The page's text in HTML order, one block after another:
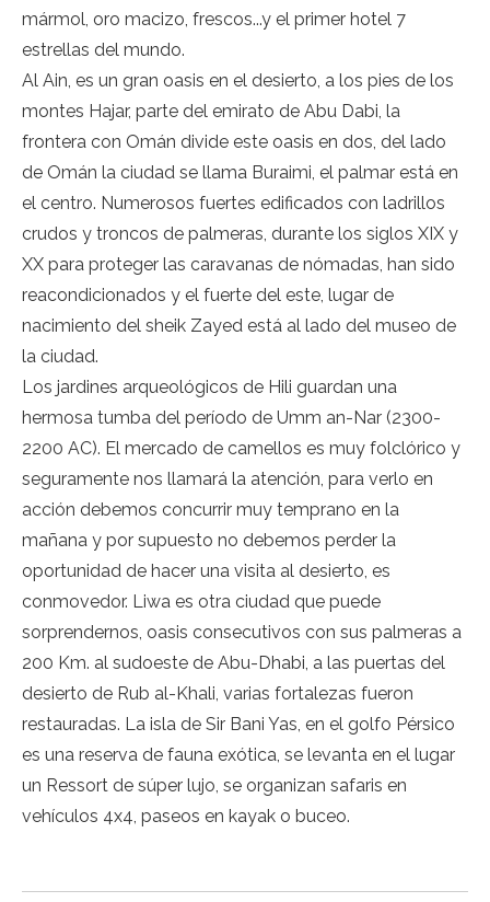
mármol, oro macizo, frescos...y el primer hotel 7
estrellas del mundo.
Al Ain, es un gran oasis en el desierto, a los pies de los
montes Hajar, parte del emirato de Abu Dabi, la
frontera con Omán divide este oasis en dos, del lado
de Omán la ciudad se llama Buraimi, el palmar está en
el centro. Numerosos fuertes edificados con ladrillos
crudos y troncos de palmeras, durante los siglos XIX y
XX para proteger las caravanas de nómadas, han sido
reacondicionados y el fuerte del este, lugar de
nacimiento del sheik Zayed está al lado del museo de
la ciudad.
Los jardines arqueológicos de Hili guardan una
hermosa tumba del período de Umm an-Nar (2300-
2200 AC). El mercado de camellos es muy folclórico y
seguramente nos llamará la atención, para verlo en
acción debemos concurrir muy temprano en la
mañana y por supuesto no debemos perder la
oportunidad de hacer una visita al desierto, es
conmovedor. Liwa es otra ciudad que puede
sorprendernos, oasis consecutivos con sus palmeras a
200 Km. al sudoeste de Abu-Dhabi, a las puertas del
desierto de Rub al-Khali, varias fortalezas fueron
restauradas. La isla de Sir Bani Yas, en el golfo Pérsico
es una reserva de fauna exótica, se levanta en el lugar
un Ressort de súper lujo, se organizan safaris en
vehículos 4x4, paseos en kayak o buceo.